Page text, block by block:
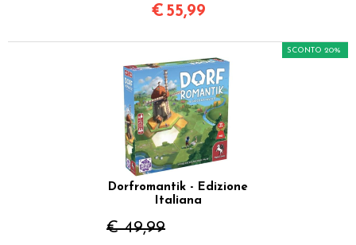
€ 55,99
Dorfromantik - Edizione
Italiana
€ 49,99
SCONTO 20%